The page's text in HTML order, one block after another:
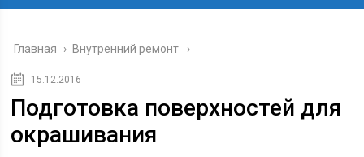
Главная › Внутренний ремонт
15.12.2016
Подготовка поверхностей для
окрашивания